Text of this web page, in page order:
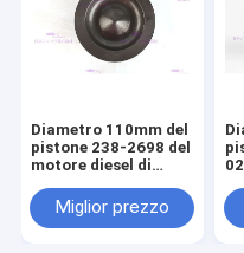
Diametro 110mm del
pistone 238-2698 del
motore diesel di
Miglior prezzo